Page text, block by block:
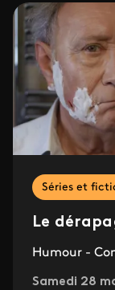
Séries et
Le
Humour -
Samedi 28